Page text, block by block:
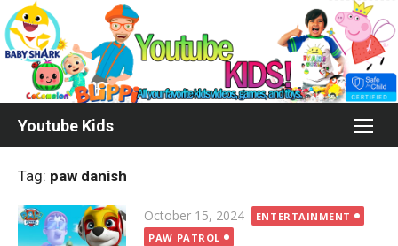
Skip
to
content
Youtube Kids
Tag: paw danish
Posted
on
October 15, 2024
ENTERTAINMENT
PAW PATROL